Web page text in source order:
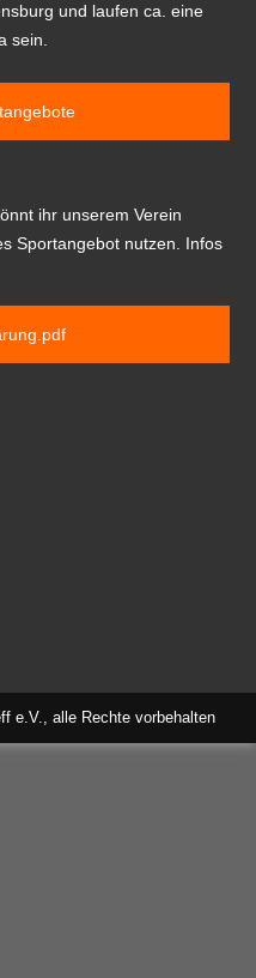
und laufen ca. eine
sein.
ihr unserem Verein
Sportangebot nutzen. Infos
e.V., alle Rechte vorbehalten